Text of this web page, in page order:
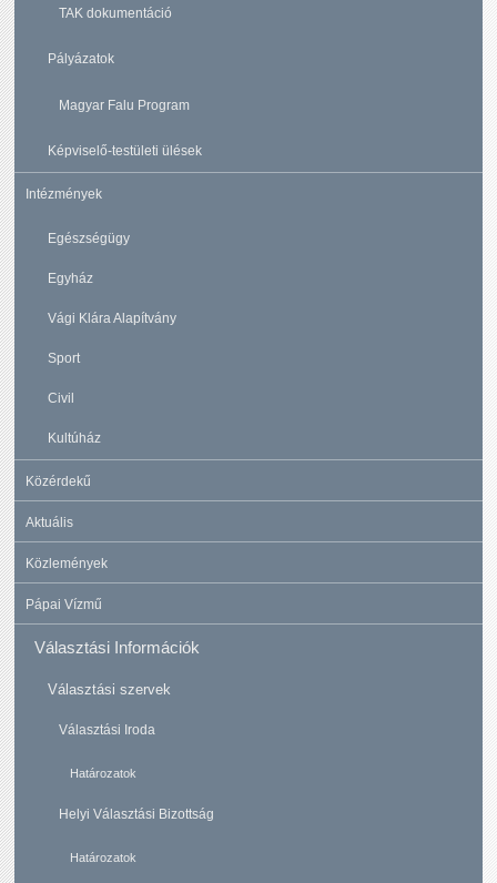
TAK dokumentáció
Pályázatok
Magyar Falu Program
Képviselő-testületi ülések
Intézmények
Egészségügy
Egyház
Vági Klára Alapítvány
Sport
Civil
Kultúház
Közérdekű
Aktuális
Közlemények
Pápai Vízmű
Választási Információk
Választási szervek
Választási Iroda
Határozatok
Helyi Választási Bizottság
Határozatok